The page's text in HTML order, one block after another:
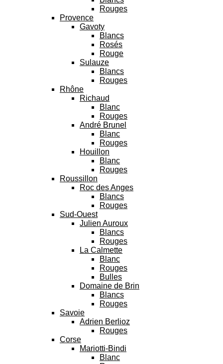
Rouges
Provence
Gavoty
Blancs
Rosés
Rouge
Sulauze
Blancs
Rouges
Rhône
Richaud
Blanc
Rouges
André Brunel
Blanc
Rouges
Houillon
Blanc
Rouges
Roussillon
Roc des Anges
Blancs
Rouges
Sud-Ouest
Julien Auroux
Blancs
Rouges
La Calmette
Blanc
Rouges
Bulles
Domaine de Brin
Blancs
Rouges
Savoie
Adrien Berlioz
Rouges
Corse
Mariotti-Bindi
Blanc